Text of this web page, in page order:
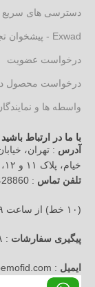
دسترسی های سریع
Exwad - پیشخوان تجارت و خدمات آرکارنو
درخواست عضویت
درخواست محصول
واسطه ها و
با ما در ارتباط باشید
آدرس : تهران،
خیام، پلاک ۱۱ و ۱۲، طبقه اول
تلفن تماس : 26428860-021
(۱۰ خط) از ساعت ۹ الی ۱۷ روزهای غیرتعطیل
پیگیری سفارشات : ۲۶۶۵۷۹۰۸-021
ایمیل : info@entekhabemofid.com